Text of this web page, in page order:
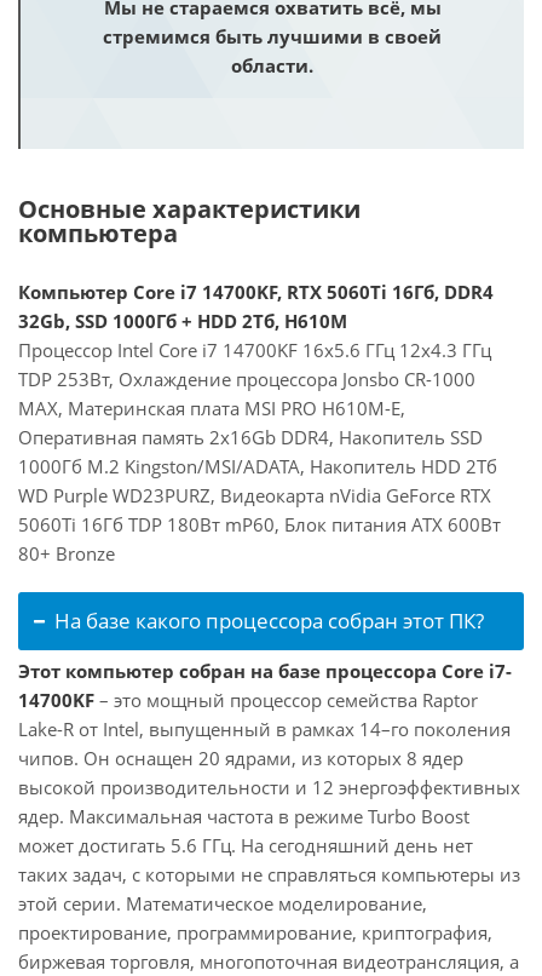
Мы не стараемся охватить всё, мы
стремимся быть лучшими в своей
области.
Основные характеристики
компьютера
Компьютер Core i7 14700KF, RTX 5060Ti 16Гб, DDR4
32Gb, SSD 1000Гб + HDD 2Тб, H610M
Процессор Intel Core i7 14700KF 16x5.6 ГГц 12x4.3 ГГц
TDP 253Вт, Охлаждение процессора Jonsbo CR-1000
MAX, Материнская плата MSI PRO H610M-E,
Оперативная память 2x16Gb DDR4, Накопитель SSD
1000Гб M.2 Kingston/MSI/ADATA, Накопитель HDD 2Тб
WD Purple WD23PURZ, Видеокарта nVidia GeForce RTX
5060Ti 16Гб TDP 180Вт mP60, Блок питания ATX 600Вт
80+ Bronze
На базе какого процессора собран этот ПК?
Этот компьютер собран на базе процессора Core i7-
14700KF – это мощный процессор семейства Raptor
Lake-R от Intel, выпущенный в рамках 14–го поколения
чипов. Он оснащен 20 ядрами, из которых 8 ядер
высокой производительности и 12 энергоэффективных
ядер. Максимальная частота в режиме Turbo Boost
может достигать 5.6 ГГц. На сегодняшний день нет
таких задач, с которыми не справляться компьютеры из
этой серии. Математическое моделирование,
проектирование, программирование, криптография,
биржевая торговля, многопоточная видеотрансляция, а